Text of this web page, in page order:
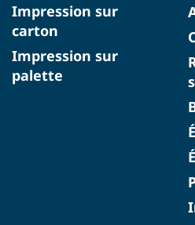
Impression sur
carton
Impression sur
palette